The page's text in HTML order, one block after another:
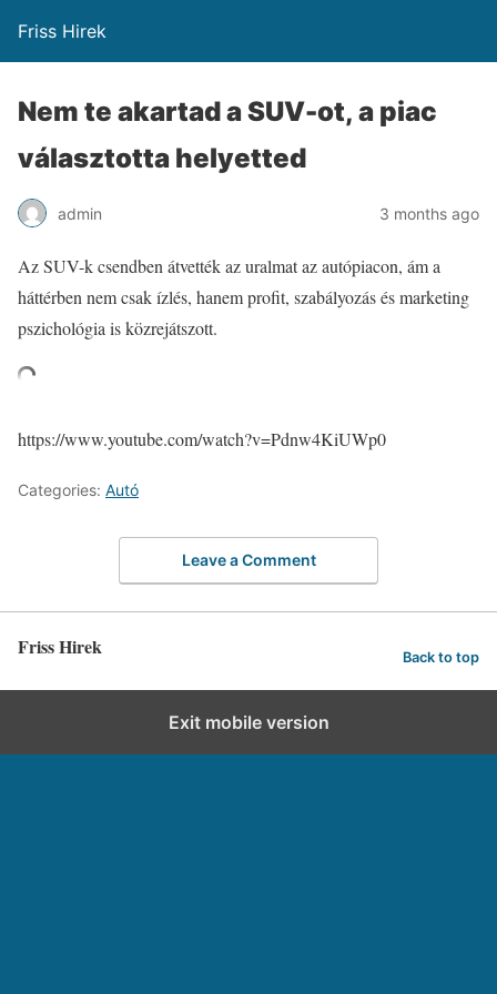
Friss Hirek
Nem te akartad a SUV-ot, a piac
választotta helyetted
admin 3 months ago
Az SUV-k csendben átvették az uralmat az autópiacon, ám a
háttérben nem csak ízlés, hanem profit, szabályozás és marketing
pszichológia is közrejátszott.
https://www.youtube.com/watch?v=Pdnw4KiUWp0
Categories: Autó
Leave a Comment
Friss Hirek Back to top
Exit mobile version